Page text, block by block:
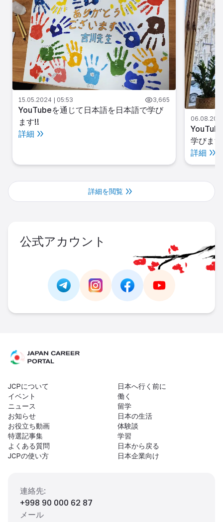
15.05.2024 | 05:53 3,665
YouTubeを通じて日本語を日本語で学び
ます!!
詳細
学びま
詳細
詳細を閲覧
公式アカウント
Link - https://t.me/https://
Link -
JCPについて
イベント
ニュース
お知らせ
お役立ち動画
特選記事集
よくある質問
JCPの使い方
日本へ行く前に
働く
留学
日本の生活
体験談
学習
日本から戻る
日本企業向け
連絡先:
+998 90 000 62 87
メール